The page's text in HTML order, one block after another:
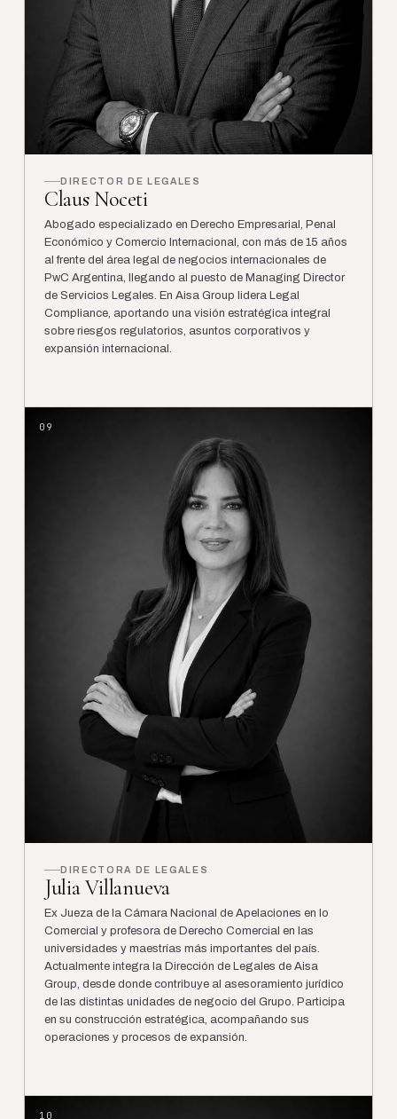
DIRECTOR DE LEGALES
Claus Noceti
Abogado especializado en Derecho Empresarial, Penal
Económico y Comercio Internacional, con más de 15 años
al frente del área legal de negocios internacionales de
PwC Argentina, llegando al puesto de Managing Director
de Servicios Legales. En Aisa Group lidera Legal
Compliance, aportando una visión estratégica integral
sobre riesgos regulatorios, asuntos corporativos y
expansión internacional.
DIRECTORA DE LEGALES
Julia Villanueva
Ex Jueza de la Cámara Nacional de Apelaciones en lo
Comercial y profesora de Derecho Comercial en las
universidades y maestrías más importantes del país.
Actualmente integra la Dirección de Legales de Aisa
Group, desde donde contribuye al asesoramiento jurídico
de las distintas unidades de negocio del Grupo. Participa
en su construcción estratégica, acompañando sus
operaciones y procesos de expansión.